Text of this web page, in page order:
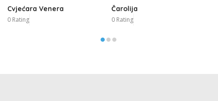
Cvjećara Venera
0 Rating
Čarolija
0 Rating